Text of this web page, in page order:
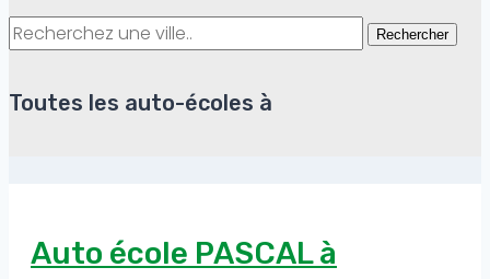
Rechercher
Toutes les auto-écoles à
Auto école PASCAL à